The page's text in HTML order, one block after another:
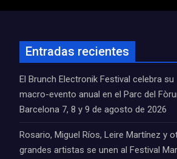
Entradas recientes
El Brunch Electronik Festival celebra su
macro-evento anual en el Parc del
Barcelona 7, 8 y 9 de agosto de 2026
Rosario, Miguel Ríos, Leire Martínez y
grandes artistas se unen al Festival Mar